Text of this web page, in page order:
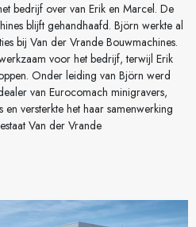
bedrijf over van Erik en Marcel. De
blijft gehandhaafd. Björn werkte al
bij Van der Vrande Bouwmachines.
voor het bedrijf, terwijl Erik
Onder leiding van Björn werd
van Eurocomach minigravers,
versterkte het haar samenwerking
Van der Vrande